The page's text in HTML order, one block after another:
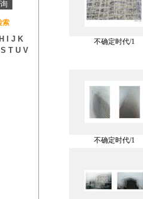
索
H J K
S T U V
不确定时代/1
不确定时代/1